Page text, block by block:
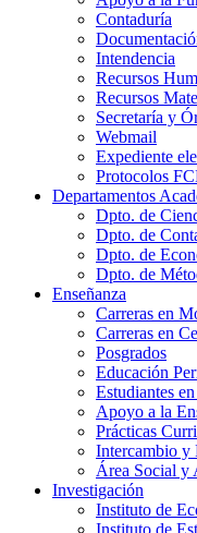
Contaduría
Intendencia
Recursos
Recursos
Secretaría y
Webmail
Expediente
Protocolos
Departamentos
Dpto. de
Dpto. de
Dpto. de
Dpto. de
Enseñanza
Carreras en
Carreras en
Posgrados
Educación
Estudiantes
Apoyo a la
Prácticas
Intercambio y
Área Social y
Investigación
Instituto de
Instituto de